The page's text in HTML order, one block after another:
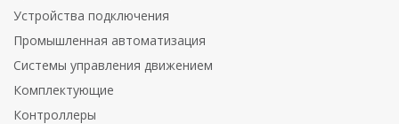
Устройства подключения
Промышленная автоматизация
Системы управления движением
Комплектующие
Контроллеры